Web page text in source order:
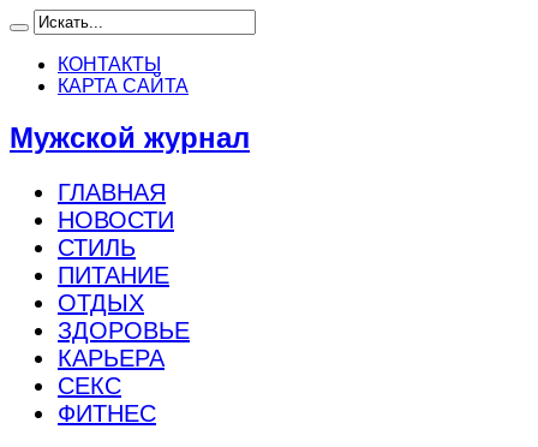
КОНТАКТЫ
КАРТА САЙТА
Мужской журнал
ГЛАВНАЯ
НОВОСТИ
СТИЛЬ
ПИТАНИЕ
ОТДЫХ
ЗДОРОВЬЕ
КАРЬЕРА
СЕКС
ФИТНЕС